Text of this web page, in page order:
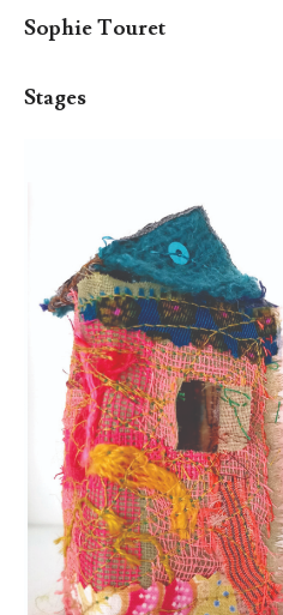
Sophie Touret
Stages